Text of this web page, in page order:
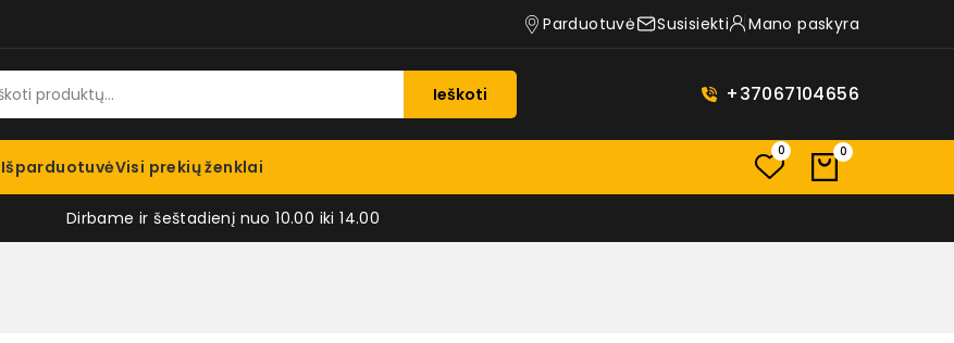
Parduotuvė Susisiekti Mano paskyra
Ieškoti +37067104656
IšparduotuvėVisi prekių ženklai
0 0
Dirbame ir šeštadienį nuo 10.00 iki 14.00